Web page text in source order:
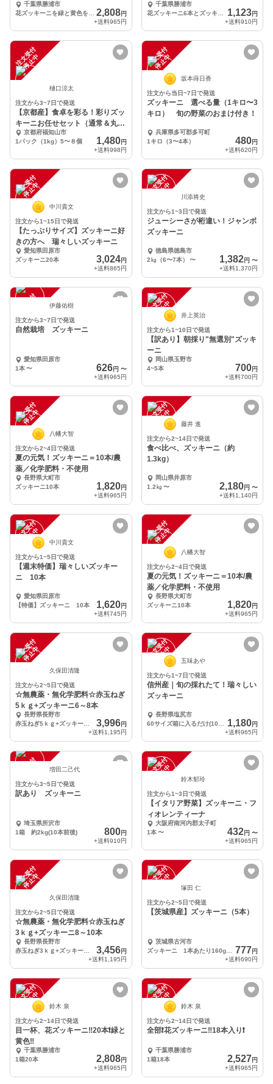
千葉県勝浦市
2,808円
+送料965円
千葉県勝浦市
1,123円
+送料910円
注
文
受
付
停
止
中
樋口涼太
注文から3~7日で発送
【京都産】食卓を彩る！彩りズッ
キーニお任せセット（通常＆丸ズ
ッキーニ）１㎏
京都府福知山市
1パック（1kg）5〜８個
1,480円
+送料998円
注
文
受
付
停
止
中
坂本蒔日香
注文から当日~7日で発送
ズッキーニ 選べる量（1キロ〜3
キロ） 旬の野菜のおまけ付き！
兵庫県多可郡多可町
1キロ（3〜4本）
480円
+送料620円
注
文
受
付
停
止
中
中川貴文
注文から1~15日で発送
【たっぷりサイズ】ズッキーニ好
きの方へ 瑞々しいズッキーニ
愛知県田原市
ズッキーニ20本
3,024円
+送料865円
注
文
受
付
停
止
中 川添将史
注文から1~3日で発送
ジューシーさが桁違い！ジャンボ
ズッキーニ
徳島県徳島市
2㎏（6〜7本）
〜 1,382円 〜
+送料1,370円
注
文
受
付
停
止 伊藤佑樹
注文から3~7日で発送
自然栽培 ズッキーニ
愛知県田原市
1本〜 626円 〜
+送料965円
注
文
受
付
停
止
中 井上英治
注文から1~10日で発送
【訳あり】朝採り"無選別"ズッキ
ーニ
岡山県玉野市
4~5本
700円
+送料700円
注
文
受
付
停
止
中
八幡大智
注文から2~4日で発送
夏の元気！ズッキーニ＝10本/農
薬／化学肥料・不使用
長野県大町市
ズッキーニ10本
1,820円
+送料965円
注
文
受
付
停
止
中 藤井 進
注文から2~14日で発送
食べ比べ、ズッキーニ（約
1.3kg）
岡山県井原市
1.2㎏ 〜 2,180円 〜
+送料1,140円
注
文
受
付
停
止
中 中川貴文
注文から1~5日で発送
【週末特価】瑞々しいズッキー
ニ 10本
愛知県田原市
【特価】ズッキーニ 10本
1,620円
+送料745円
注
文
受
付
停
止
中
八幡大智
注文から2~4日で発送
夏の元気！ズッキーニ＝10本/農
薬／化学肥料・不使用
長野県大町市
ズッキーニ10本
1,820円
+送料965円
注
文
受
付
停
止
中
久保田清隆
注文から2~5日で発送
☆無農薬・無化学肥料☆赤玉ねぎ
5ｋｇ+ズッキーニ6～8本
長野県長野市
3,996円
+送料1,195円
注
文
受
付
停
止
中 五味あや
注文から1~7日で発送
信州産｜旬の採れたて！瑞々しい
ズッキーニ
長野県塩尻市
1,180円
+送料965円
注
文
受
付
停
止 増田二己代
注文から3~5日で発送
訳あり ズッキーニ
埼玉県所沢市
1箱 約2kg(10本前後)
800円
+送料910円
注
文
受
付
停
止
中 鈴木郁玲
注文から1~3日で発送
【イタリア野菜】ズッキーニ・フ
ィオレンティーナ
大阪府南河内郡太子町
1本 〜 432円 〜
+送料965円
注
文
受
付
停
止
中
久保田清隆
注文から2~5日で発送
☆無農薬・無化学肥料☆赤玉ねぎ
3ｋｇ+ズッキーニ8～10本
長野県長野市
3,456円
+送料1,195円
注
文
受
付
停
止
中 塚田 仁
注文から2~5日で発送
【茨城県産】ズッキーニ（5本）
茨城県古河市
ズッキーニ 1本あたり160g～200g
777円
+送料690円
注
文
受
付
停
止
中 鈴木 泉
注文から2~14日で発送
目一杯、花ズッキーニ‼️20本❗️緑と
黄色‼️
千葉県勝浦市
1箱20本
2,808円
+送料965円
注
文
受
付
停
止
中 鈴木 泉
注文から2~14日で発送
全部❗️花ズッキーニ‼️18本入り❗️
千葉県勝浦市
1箱18本
2,527円
+送料965円